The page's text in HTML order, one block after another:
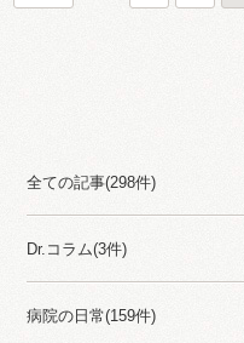
全ての記事(298件)
Dr.コラム(3件)
病院の日常(159件)